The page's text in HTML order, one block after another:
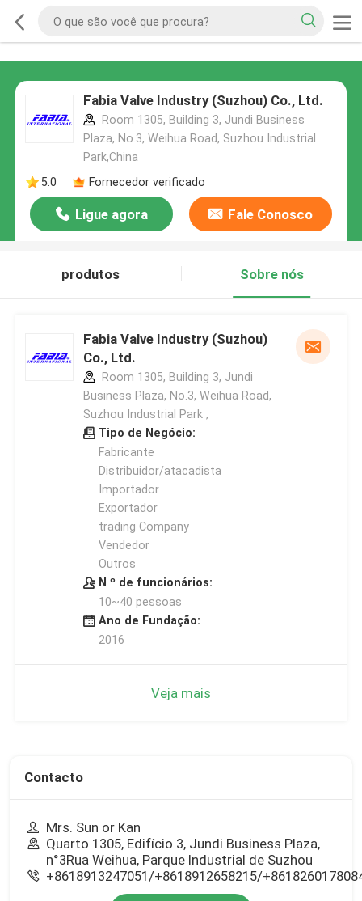
Fabia Valve Industry (Suzhou) Co., Ltd.
Room 1305, Building 3, Jundi Business
Plaza, No.3, Weihua Road, Suzhou Industrial
Park,China
5.0
Fornecedor verificado
Ligue agora Fale Conosco
produtos Sobre nós
Fabia Valve Industry (Suzhou)
Co., Ltd.
Room 1305, Building 3, Jundi
Business Plaza, No.3, Weihua Road,
Suzhou Industrial Park ,
Tipo de Negócio:
Fabricante
Distribuidor/atacadista
Importador
Exportador
trading Company
Vendedor
Outros
N º de funcionários:
10~40 pessoas
Ano de Fundação:
2016
Veja mais
Contacto
Mrs. Sun or Kan
Quarto 1305, Edifício 3, Jundi Business Plaza,
n°3Rua Weihua, Parque Industrial de Suzhou
+8618913247051/+8618912658215/